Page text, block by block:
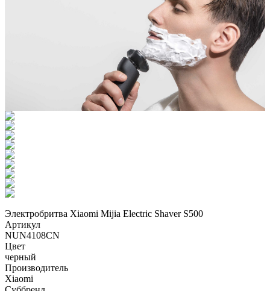
Электробритва Xiaomi Mijia Electric Shaver S500
Артикул
NUN4108CN
Цвет
черный
Производитель
Xiaomi